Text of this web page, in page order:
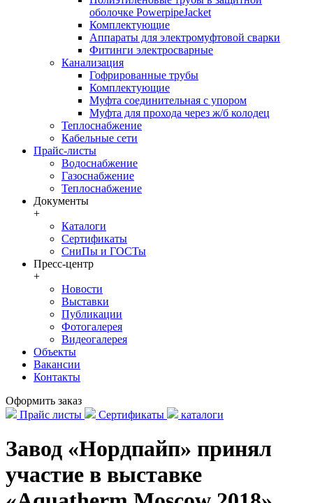
оболочке PowerpipeJacket
Комплектующие
Аппараты для электромуфтовой сварки
Фитинги электросварные
Канализация
Гофрированные трубы
Комплектующие
Муфта соединительная с упором
Муфта для прохода через ж/б колодец
Теплоснабжение
Кабельные сети
Прайс-листы
Водоснабжение
Газоснабжение
Теплоснабжение
Документы
+
Каталоги
Сертификаты
СниПы и ГОСТы
Пресс-центр
+
Новости
Выставки
Публикации
Фотогалерея
Видеогалерея
Объекты
Вакансии
Контакты
Оформить заказ
Прайс листы
Сертификаты каталоги
Завод «Нордпайп» принял
участие в выставке